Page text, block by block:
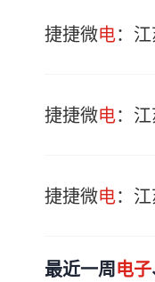
捷捷微电：
捷捷微电：
捷捷微电：
最近一周电子